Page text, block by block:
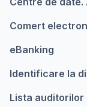
Comert
eBanking
Identificare la
Lista auditorilor